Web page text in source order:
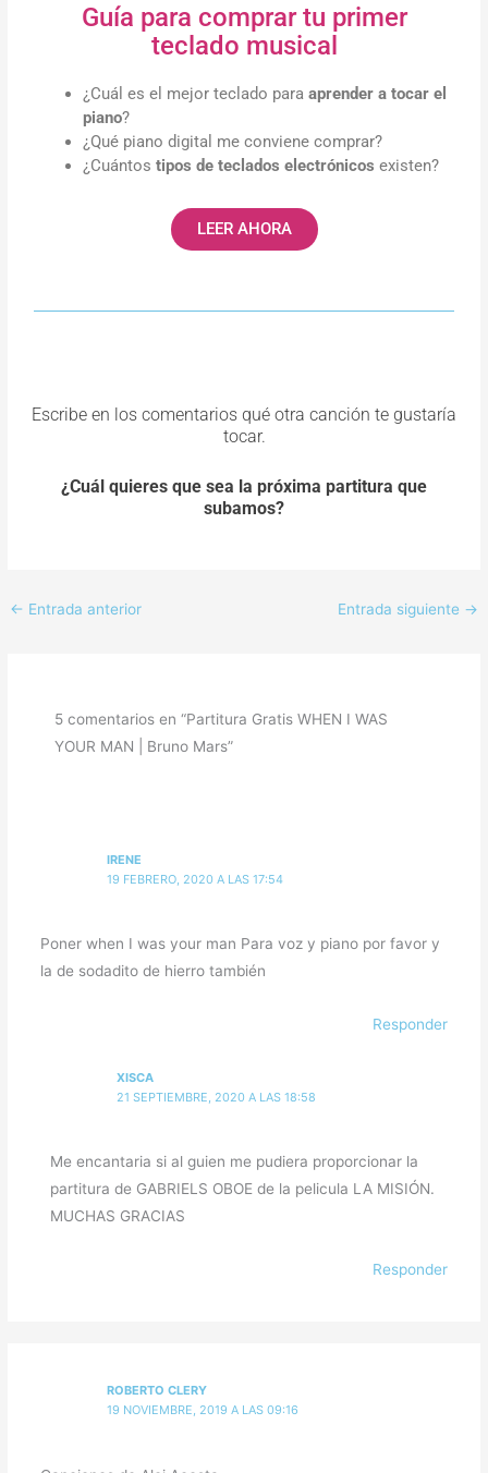
Guía para comprar tu primer
teclado musical
¿Cuál es el mejor teclado paraaprender a tocar el
piano?
¿Qué piano digital me conviene comprar?
¿Cuántostipos de teclados electrónicos existen?
LEER AHORA
Escribe en los comentarios qué otra canción te gustaría
tocar.
¿Cuál quieres que sea la próxima partitura que
subamos?
← Entrada anterior Entrada siguiente →
5 comentarios en “Partitura Gratis WHEN I WAS
YOUR MAN | Bruno Mars”
IRENE
19 FEBRERO, 2020 A LAS 17:54
Poner when I was your man Para voz y piano por favor y
la de sodadito de hierro también
Responder
XISCA
21 SEPTIEMBRE, 2020 A LAS 18:58
Me encantaria si al guien me pudiera proporcionar la
partitura de GABRIELS OBOE de la pelicula LA MISIÓN.
MUCHAS GRACIAS
Responder
ROBERTO CLERY
19 NOVIEMBRE, 2019 A LAS 09:16